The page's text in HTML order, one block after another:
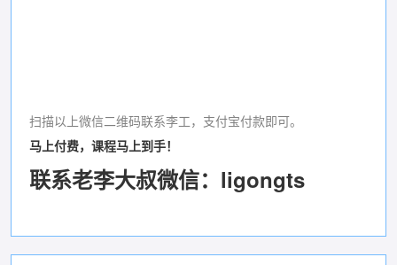
扫描以上微信二维码联系李工，支付宝付款即可。
马上付费，课程马上到手！
联系老李大叔微信：ligongts